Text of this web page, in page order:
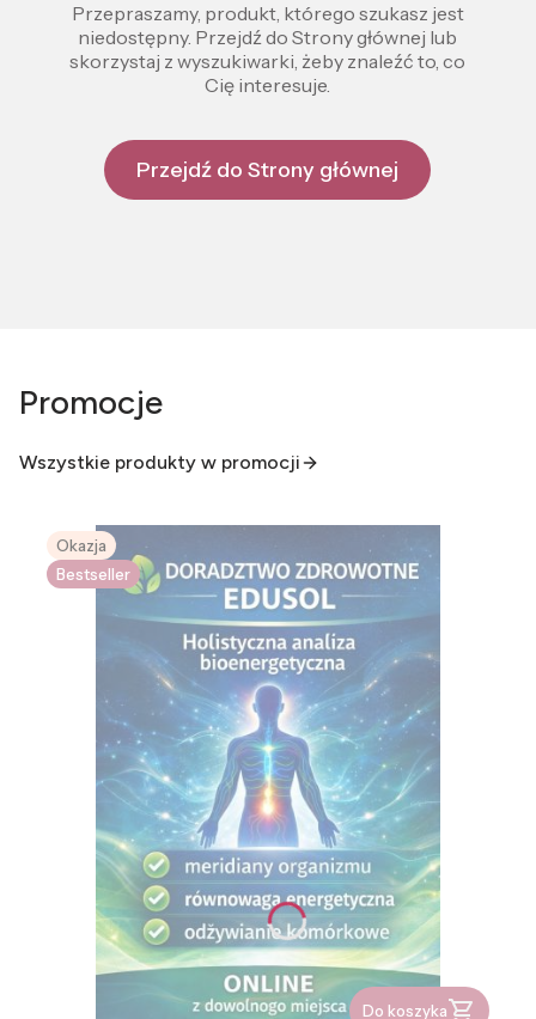
Przepraszamy, produkt, którego szukasz jest
niedostępny. Przejdź do Strony głównej lub
skorzystaj z wyszukiwarki, żeby znaleźć to, co
Cię interesuje.
Przejdź do Strony głównej
Promocje
Wszystkie produkty w promocji
Okazja
Bestseller
Do koszyka